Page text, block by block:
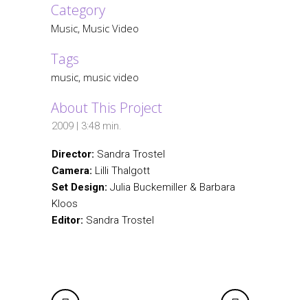
Category
Music, Music Video
Tags
music, music video
About This Project
2009 | 3:48 min.
Director: Sandra Trostel
Camera: Lilli Thalgott
Set Design: Julia Buckemiller & Barbara
Kloos
Editor: Sandra Trostel